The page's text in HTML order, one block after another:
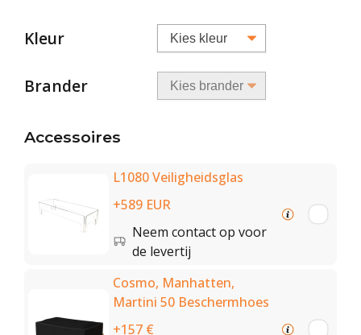
Kleur
Brander
Accessoires
L1080 Veiligheidsglas
+589 EUR
Neem contact op voor
de levertij
Cosmo, Manhatten,
Martini 50 Beschermhoes
+157 €